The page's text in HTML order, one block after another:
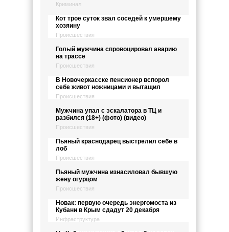
Криминал
Кот трое суток звал соседей к умершему
хозяину
Происшествия
Голый мужчина спровоцировал аварию
на трассе
Происшествия
В Новочеркасске пенсионер вспорол
себе живот ножницами и вытащил
Происшествия
Мужчина упал с эскалатора в ТЦ и
разбился (18+) (фото) (видео)
Происшествия
Пьяный краснодарец выстрелил себе в
лоб
Происшествия
Пьяный мужчина изнасиловал бывшую
жену огурцом
Происшествия
Новак: первую очередь энергомоста из
Кубани в Крым сдадут 20 декабря
Инфраструктура